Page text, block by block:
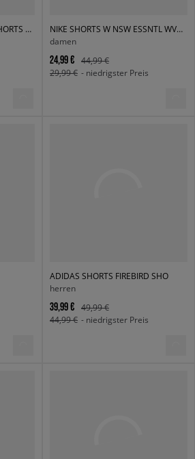
LEVI'S SHORTS 501® '93 SHORTS DARK INDIGO
NIKE SHORTS W NSW ESSNTL WVN HR 5" CRGO SH
damen
24,99 €
44,99 €
29,99 € - niedrigster Preis
ADIDAS SHORTS FIREBIRD SHO
herren
39,99 €
49,99 €
44,99 € - niedrigster Preis